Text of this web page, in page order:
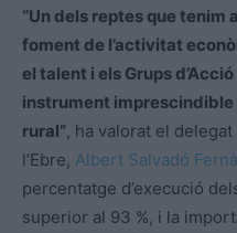
“Un dels reptes que tenim
foment de l’activitat
el talent i els Grups
instrument
rural”, ha valorat el
l’Ebre, Albert Salvadó
percentatge d’execució
superior al 93 %, i la